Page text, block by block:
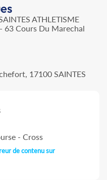
ATHLETISME
63 Cours Du Marechal
17100 SAINTES
- Cross
de contenu sur